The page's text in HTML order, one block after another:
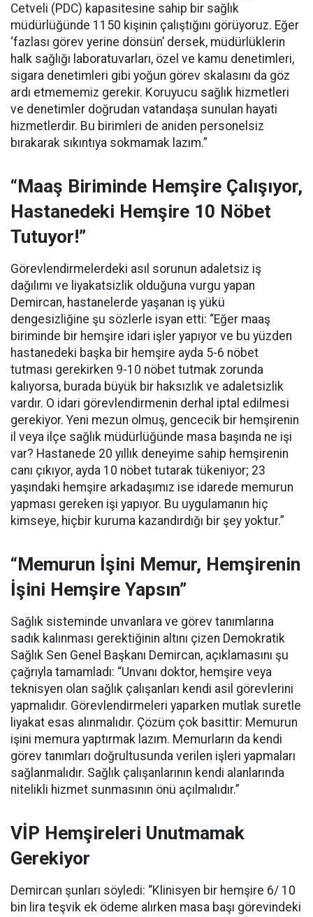
Cetveli (PDC) kapasitesine sahip bir sağlık
müdürlüğünde 1150 kişinin çalıştığını görüyoruz. Eğer
‘fazlası görev yerine dönsün’ dersek, müdürlüklerin
halk sağlığı laboratuvarları, özel ve kamu denetimleri,
sigara denetimleri gibi yoğun görev skalasını da göz
ardı etmememiz gerekir. Koruyucu sağlık hizmetleri
ve denetimler doğrudan vatandaşa sunulan hayati
hizmetlerdir. Bu birimleri de aniden personelsiz
bırakarak sıkıntıya sokmamak lazım.”
“Maaş Biriminde Hemşire Çalışıyor,
Hastanedeki Hemşire 10 Nöbet
Tutuyor!”
Görevlendirmelerdeki asıl sorunun adaletsiz iş
dağılımı ve liyakatsizlik olduğuna vurgu yapan
Demircan, hastanelerde yaşanan iş yükü
dengesizliğine şu sözlerle isyan etti: “Eğer maaş
biriminde bir hemşire idari işler yapıyor ve bu yüzden
hastanedeki başka bir hemşire ayda 5-6 nöbet
tutması gerekirken 9-10 nöbet tutmak zorunda
kalıyorsa, burada büyük bir haksızlık ve adaletsizlik
vardır. O idari görevlendirmenin derhal iptal edilmesi
gerekiyor. Yeni mezun olmuş, gencecik bir hemşirenin
il veya ilçe sağlık müdürlüğünde masa başında ne işi
var? Hastanede 20 yıllık deneyime sahip hemşirenin
canı çıkıyor, ayda 10 nöbet tutarak tükeniyor; 23
yaşındaki hemşire arkadaşımız ise idarede memurun
yapması gereken işi yapıyor. Bu uygulamanın hiç
kimseye, hiçbir kuruma kazandırdığı bir şey yoktur.”
“Memurun İşini Memur, Hemşirenin
İşini Hemşire Yapsın”
Sağlık sisteminde unvanlara ve görev tanımlarına
sadık kalınması gerektiğinin altını çizen Demokratik
Sağlık Sen Genel Başkanı Demircan, açıklamasını şu
çağrıyla tamamladı: “Unvanı doktor, hemşire veya
teknisyen olan sağlık çalışanları kendi asil görevlerini
yapmalıdır. Görevlendirmeleri yaparken mutlak suretle
liyakat esas alınmalıdır. Çözüm çok basittir: Memurun
işini memura yaptırmak lazım. Memurların da kendi
görev tanımları doğrultusunda verilen işleri yapmaları
sağlanmalıdır. Sağlık çalışanlarının kendi alanlarında
nitelikli hizmet sunmasının önü açılmalıdır.”
VİP Hemşireleri Unutmamak
Gerekiyor
Demircan şunları söyledi: “Klinisyen bir hemşire 6/ 10
bin lira teşvik ek ödeme alırken masa başı görevindeki